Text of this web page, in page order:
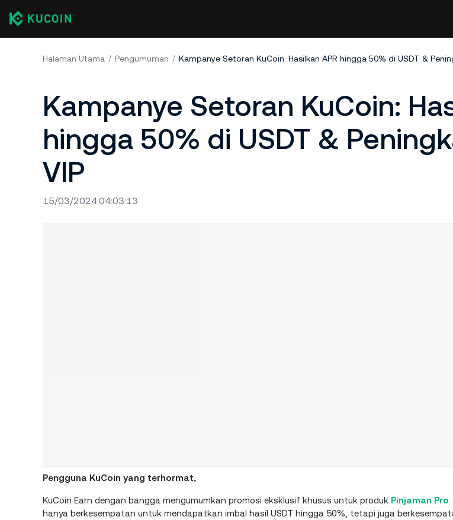
Halaman Utama Pengumuman
Kampanye Setoran KuCoin:
hingga 50% di USDT &
VIP
15/03/2024 04:03:13
Pengguna KuCoin yang terhormat,
KuCoin Earn dengan bangga mengumumkan promosi eksklusif khusus untuk produk Pinjaman Pro
hanya berkesempatan untuk mendapatkan imbal hasil USDT hingga 50%, tetapi juga